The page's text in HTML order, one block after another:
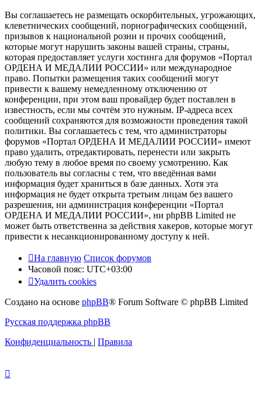
Вы соглашаетесь не размещать оскорбительных, угрожающих,
клеветнических сообщений, порнографических сообщений,
призывов к национальной розни и прочих сообщений,
которые могут нарушить законы вашей страны, страны,
которая предоставляет услуги хостинга для форумов «Портал
ОРДЕНА И МЕДАЛИИ РОССИИ» или международное
право. Попытки размещения таких сообщений могут
привести к вашему немедленному отключению от
конференции, при этом ваш провайдер будет поставлен в
известность, если мы сочтём это нужным. IP-адреса всех
сообщений сохраняются для возможности проведения такой
политики. Вы соглашаетесь с тем, что администраторы
форумов «Портал ОРДЕНА И МЕДАЛИИ РОССИИ» имеют
право удалить, отредактировать, перенести или закрыть
любую тему в любое время по своему усмотрению. Как
пользователь вы согласны с тем, что введённая вами
информация будет храниться в базе данных. Хотя эта
информация не будет открыта третьим лицам без вашего
разрешения, ни администрация конференции «Портал
ОРДЕНА И МЕДАЛИИ РОССИИ», ни phpBB Limited не
может быть ответственна за действия хакеров, которые могут
привести к несанкционированному доступу к ней.
На главную Список форумов
Часовой пояс: UTC+03:00
Удалить cookies
Создано на основе phpBB® Forum Software © phpBB Limited
Русская поддержка phpBB
Конфиденциальность | Правила